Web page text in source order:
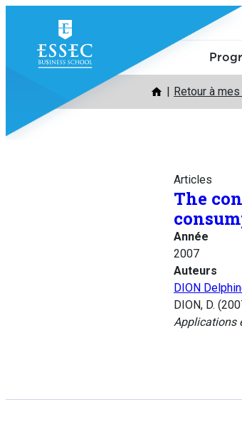
contenu
Retour à
Articles
The
Année
2007
Auteurs
DION
DION, D.
Applications